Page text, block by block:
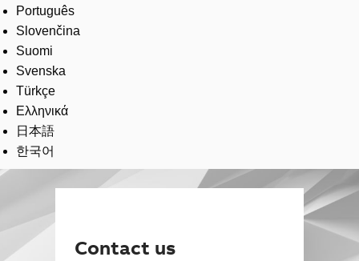
Português
Slovenčina
Suomi
Svenska
Türkçe
Ελληνικά
日本語
한국어
Contact us